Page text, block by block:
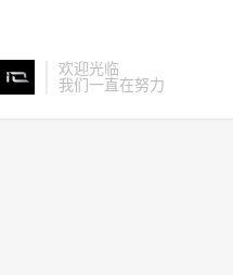
欢迎光临
我们一直在努力